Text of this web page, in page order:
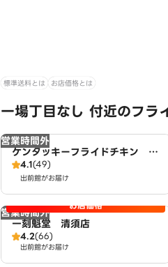
標準送料とは お店価格とは
一場丁目なし 付近のフラ
営業時間外
ケンタッキーフライドチキン ヨ
シヅヤ清洲店
4.1(49)
出前館がお届け
営業時間外 お店価格
一刻魁堂 清須店
4.2(66)
出前館がお届け